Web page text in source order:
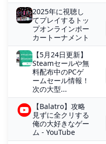
2025年に視聴し
てプレイするトッ
プオンラインポー
カートーナメント
【5月24日更新】
Steamセールや無
料配布中のPCゲ
ームセール情報！
次の大型...
【Balatro】攻略
見ずに全クリする
俺の大好きなゲー
ム - YouTube